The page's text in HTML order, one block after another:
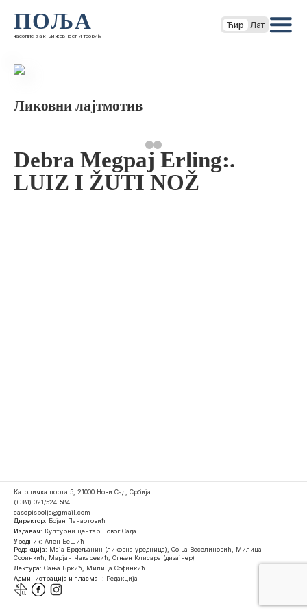
ПОЉА
часопис за књижевност и теорију
Ћир Лат
Ликовни лајтмотив
Debra Megpaj Erling:.
LUIZ I ŽUTI NOŽ
Католичка порта 5, 21000 Нови Сад, Србија
(+381) 021/524-584
casopispolja@gmail.com
Директор: Бојан Панаотовић
Издавач: Културни центар Новог Сада
Уредник: Ален Бешић
Редакција: Маја Ердељанин (ликовна уредница), Соња Веселиновић, Милица
Софинкић, Марјан Чакаревић, Огњен Клисара (дизајнер)
Лектура: Сања Бркић, Милица Софинкић
Администрација и пласман: Редакција